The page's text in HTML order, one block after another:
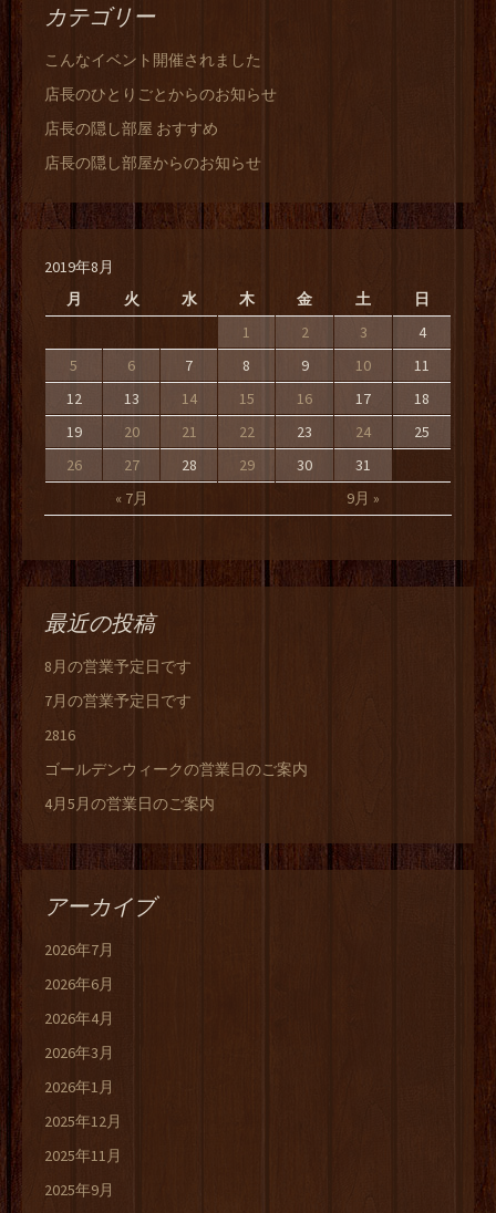
カテゴリー
こんなイベント開催されました
店長のひとりごとからのお知らせ
店長の隠し部屋 おすすめ
店長の隠し部屋からのお知らせ
2019年8月
月
火 水 木 金 土 日
« 7月 9月 »
1 2 3
4
5
6 7 8 9 10
11
12
13 14 15 16 17
18
19
20 21 22 23 24
25
26
27 28 29 30 31
最近の投稿
8月の営業予定日です
7月の営業予定日です
2816
ゴールデンウィークの営業日のご案内
4月5月の営業日のご案内
アーカイブ
2026年7月
2026年6月
2026年4月
2026年3月
2026年1月
2025年12月
2025年11月
2025年9月